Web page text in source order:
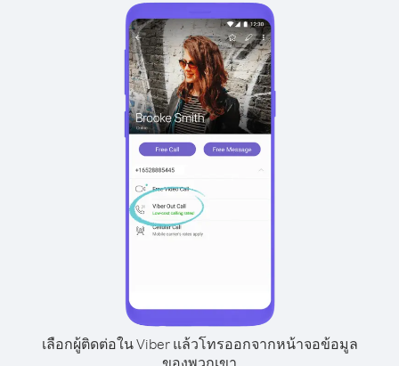
เลือกผู้ติดต่อใน Viber แล้วโทรออกจากหน้าจอข้อมูล
ของพวกเขา